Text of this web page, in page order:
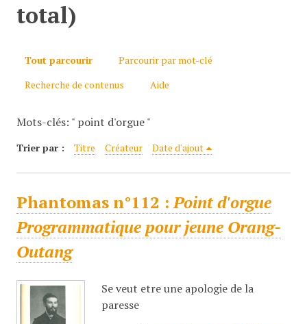
total)
Tout parcourir
Parcourir par mot-clé
Recherche de contenus
Aide
Mots-clés: " point d'orgue "
Trier par : Titre Créateur Date d'ajout
Phantomas n°112 :Point d'orgue
Programmatique pour jeune Orang-
Outang
Se veut etre une apologie de la
paresse